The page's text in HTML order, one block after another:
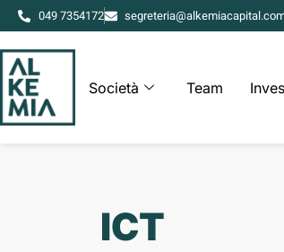
049 7354172
Società Team
ICT